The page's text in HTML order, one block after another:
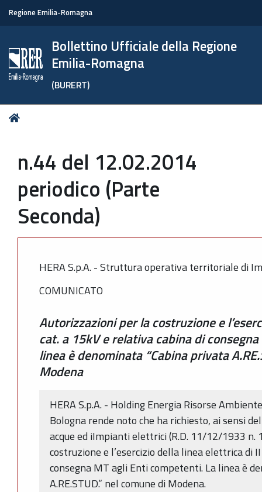
Regione Emilia-Romagna
Bollettino Ufficiale della Regione
Emilia-Romagna
(BURERT)
Tu
n.44 del 12.02.2014
periodico (Parte
Seconda)
HERA S.p.A. - Struttura operativa territoriale di
COMUNICATO
Autorizzazioni per la costruzione e
cat. a 15kV e relativa cabina di
linea è denominata “Cabina privata
Modena
HERA S.p.A. - Holding Energia Risorse
Bologna rende noto che ha richiesto, ai sensi
acque ed iImpianti elettrici (R.D. 11/12/1933
costruzione e l’esercizio della linea elettrica di
consegna MT agli Enti competenti. La linea è
A.RE.STUD.” nel comune di Modena.